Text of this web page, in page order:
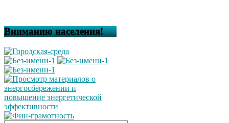
Вниманию населения!